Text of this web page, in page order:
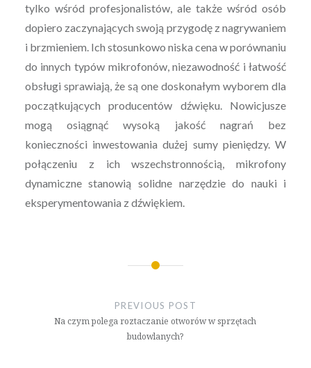
tylko wśród profesjonalistów, ale także wśród osób
dopiero zaczynających swoją przygodę z nagrywaniem
i brzmieniem. Ich stosunkowo niska cena w porównaniu
do innych typów mikrofonów, niezawodność i łatwość
obsługi sprawiają, że są one doskonałym wyborem dla
początkujących producentów dźwięku. Nowicjusze
mogą osiągnąć wysoką jakość nagrań bez
konieczności inwestowania dużej sumy pieniędzy. W
połączeniu z ich wszechstronnością, mikrofony
dynamiczne stanowią solidne narzędzie do nauki i
eksperymentowania z dźwiękiem.
PREVIOUS POST
Na czym polega roztaczanie otworów w sprzętach
budowlanych?